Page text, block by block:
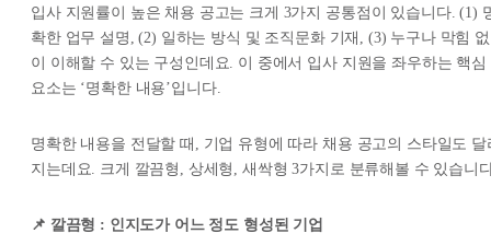
입사 지원률이 높은 채용 공고는 크게 3가지 공통점이 있습니다. (1)
확한 업무 설명, (2) 일하는 방식 및 조직문화 기재, (3) 누구나 막힘 없
이 이해할 수 있는 구성인데요. 이 중에서 입사 지원을 좌우하는 핵심
요소는 ‘명확한 내용’입니다.
명확한 내용을 전달할 때, 기업 유형에 따라 채용 공고의 스타일도 달
지는데요. 크게 깔끔형, 상세형, 새싹형 3가지로 분류해볼 수 있습니
📌 깔끔형 : 인지도가 어느 정도 형성된 기업